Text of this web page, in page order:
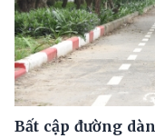
Bất cập đường